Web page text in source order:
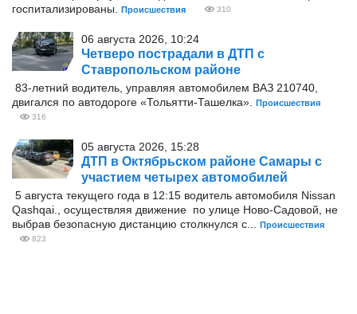
госпитализированы.
Происшествия 310
06 августа 2026, 10:24
Четверо пострадали в ДТП с
Ставропольском районе
83-летний водитель, управляя автомобилем ВАЗ 210740,
двигался по автодороге «Тольятти-Ташелка».
Происшествия
316
05 августа 2026, 15:28
ДТП в Октябрьском районе Самары с
участием четырех автомобилей
5 августа текущего года в 12:15 водитель автомобиля Nissan
Qashqai., осуществляя движение по улице Ново-Садовой, не
выбрав безопасную дистанцию столкнулся с...
Происшествия
823